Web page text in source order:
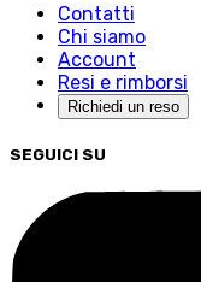
Contatti
Chi siamo
Account
Resi e rimborsi
Richiedi un reso
SEGUICI SU